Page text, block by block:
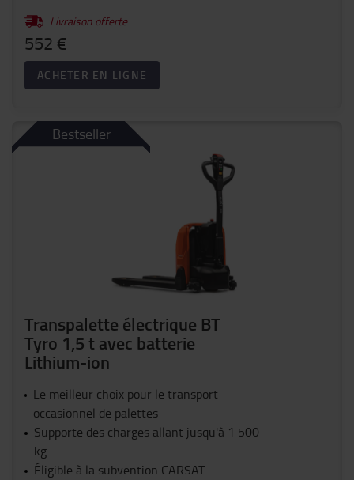
Livraison offerte
552 €
ACHETER EN LIGNE
Bestseller
Transpalette électrique BT
Tyro 1,5 t avec batterie
Lithium-ion
Le meilleur choix pour le transport
occasionnel de palettes
Supporte des charges allant jusqu'à 1 500
kg
Éligible à la subvention CARSAT